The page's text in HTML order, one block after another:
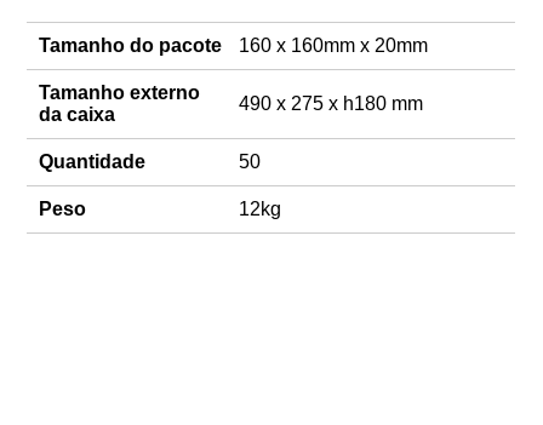
Tamanho do pacote 160 x 160mm x 20mm
Tamanho externo
da caixa
490 x 275 x h180 mm
Quantidade 50
Peso 12kg